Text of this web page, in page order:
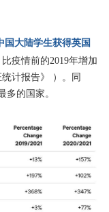
国大陆学生获得英国
疫情前的2019年增加
计报告》 ）。同
多的国家。